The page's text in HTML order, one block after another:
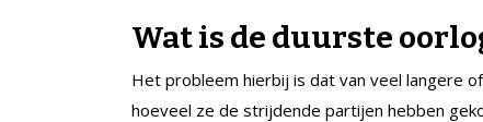
Wat is de duurste
Het probleem hierbij is dat van veel langere
hoeveel ze de strijdende partijen hebben